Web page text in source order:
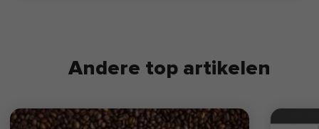
een universitaire opleiding als een
coachingen diverse boeken duizenden
Andere top artikelen